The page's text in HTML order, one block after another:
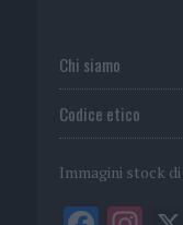
Chi siamo
Codice etico
Immagini stock di